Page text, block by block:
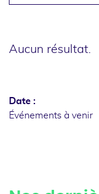
Aucun résultat.
Date :
Événements à venir